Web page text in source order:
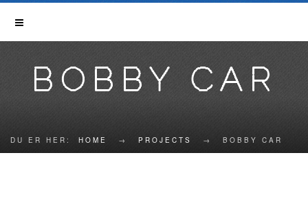
BOBBY CAR
DU ER HER: HOME → PROJECTS → BOBBY CAR